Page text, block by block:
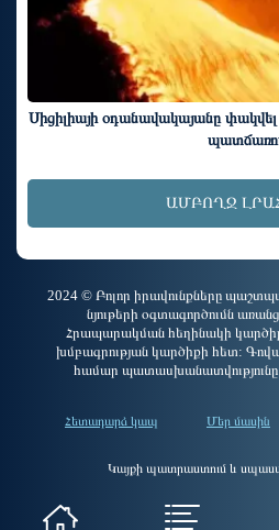
Սիցիլիայի օդանավակայանը
ԱՄԲՈՂՋ
2024 © Բոլոր իրավունքները
նյութերի օգտագործումն
Հրապարակման հեղինակի
խմբագրության կարծիքի հետ:
համար պատասխանատվությունը
Հետադարձ կապ Մեր մասին
Կայքի պատրաստում և